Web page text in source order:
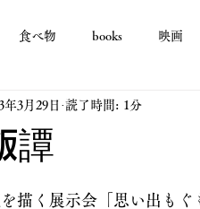
食べ物 books 映画
譚
年3月29日 読了時間: 1分
描く展示会「思い出もぐ